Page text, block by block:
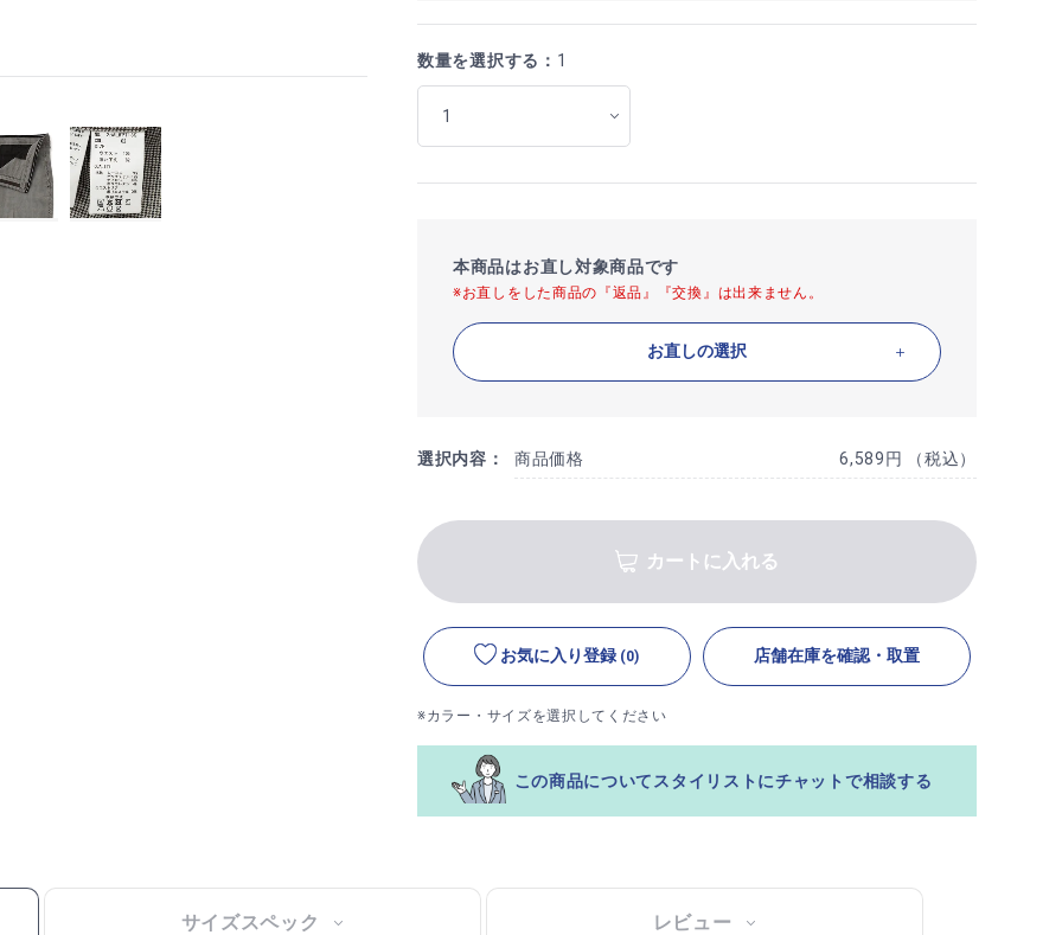
数量を選択する： 1
本商品はお直し対象商品です
※お直しをした商品の『返品』『交換』は出来ません。
お直しの選択
選択内容： 商品価格 6,589円 （税込）
カートに入れる
お気に入り登録 (0) 店舗在庫を確認・取置
※カラー・サイズを選択してください
この商品についてスタイリストにチャットで相談する
サイズスペック レビュー